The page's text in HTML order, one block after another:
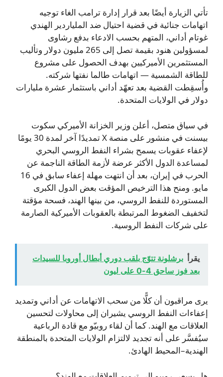
تأتي الزيارة أيضًا بعد قرار إدارة ترامب الغاء توجيه
اتهامات جنائية في قضية احتيال ضد الملياردير الهندي
غوتام أداني، المتهم بحسب الادعاء بدفع رشاوى
لمسؤولين هنود بقيمة تصل إلى 265 مليون دولار وتأليب
المستثمرين الأميركيين بهدف الحصول على مشروع
للطاقة الشمسية — اتهامات طالما نفتها شركته.
وأُسقِطت القضية بعد تعهّد أداني باستثمار عشرة مليارات
دولار في الولايات المتحدة.
في سياق متصل، أعلن وزير الخزانة الأميركي سكوت
بيسنت في منشور على منصة X تمديدًا آخر لمدة 30 يومًا
لإعفاء عقوبات يسمح بشراء النفط الروسي البحري
لمساعدة الدول الأكثر عرضة لأزمة الطاقة الناجمة عن
الحرب في إيران، بعد أن انتهت مهلة إعفاء سابق في 16
مايو. ومنح هذا الترخيص المؤقت بعض الدول الكبرى
المستوردة للنفط الروسي، من بينها الهند، فسحة مؤقتة
لتخفيف الضغوط المرتبطة بالعقوبات الأميركية الصارمة
على شركات النفط الروسية.
يقرأ برشلونة تتوّج بلقب دوري أبطال أوروبا للسيدات
بعد فوز ساحق 4-0 على ليون
يرى مراقبون أن كلًّا من سحب الاتهامات عن أداني وتمديد
إعفاءات النفط الروسي يشيران إلى محاولات لتحسين
العلاقات مع الهند. كما أن لقاء روبيّو مع قادة الرباعية
سيُفسَّر على أنه تجديد لالتزام الولايات المتحدة بالمنطقة
الهندية–المحيط الهادئ.